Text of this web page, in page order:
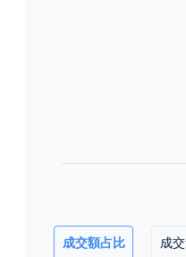
成交額占比 成